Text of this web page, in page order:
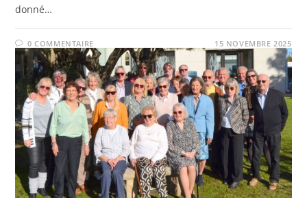
donné…
0 COMMENTAIRE 15 NOVEMBRE 2025